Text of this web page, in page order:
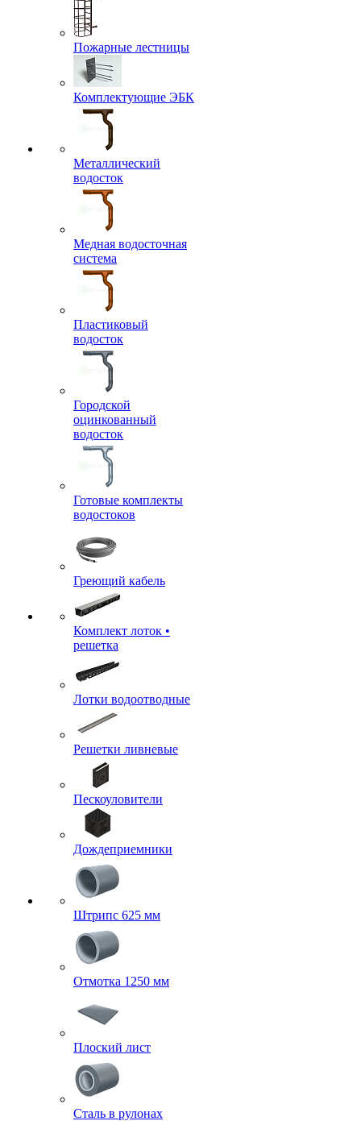
Пожарные лестницы
Комплектующие ЭБК
Металлический
водосток
Медная водосточная
система
Пластиковый
водосток
Городской
оцинкованный
водосток
Готовые комплекты
водостоков
Греющий кабель
Комплект лоток •
решетка
Лотки водоотводные
Решетки ливневые
Пескоуловители
Дождеприемники
Штрипс 625 мм
Отмотка 1250 мм
Плоский лист
Сталь в рулонах